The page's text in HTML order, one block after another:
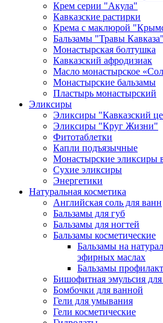
Крем серии "Акула"
Кавказские растирки
Крема с маклюрой
Бальзамы "Травы Кавказа"
Монастырская болтушка
Кавказский афродизиак
Масло монастырское
Монастырские бальзамы
Пластырь монастырский
Эликсиры
Эликсиры "Кавказский
Эликсиры "Круг Жизни"
Фитотаблетки
Капли подъязычные
Монастырские эликсиры
Сухие эликсиры
Энергетики
Натуральная косметика
Английская соль для ванн
Бальзамы для губ
Бальзамы для ногтей
Бальзамы косметические
Бальзамы на
эфирных маслах
Бальзамы
Бишофитная эмульсия
Бомбочки для ванной
Гели для умывания
Гели косметические